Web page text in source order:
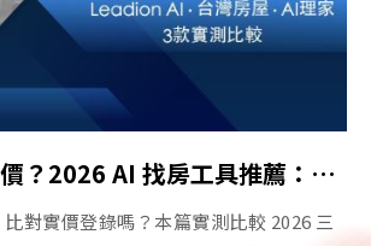
還在自己查房價？2026 AI 找房工具推薦：Leadion AI、台灣房屋、AI 理家
對實價登錄嗎？本篇實測比較 2026 三